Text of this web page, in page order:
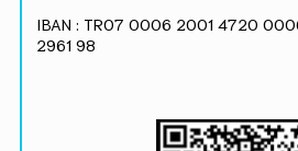
IBAN : TR07 0006 2001 4720
2961 98